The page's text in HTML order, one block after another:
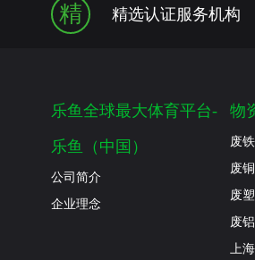
精 精选认证服务机构
乐鱼全球最大体育平台-
乐鱼（中国）
公司简介
企业理念
物
废
废
废
废
上